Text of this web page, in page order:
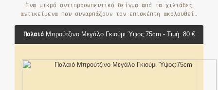
Ένα μικρό αντιπροσωπευτικό δείγμα από τα χιλιάδες
αντικείμενα που συναρπάζουν τον επισκέπτη ακολουθεί.
ΠαλαιόΜπρούτζινο Μεγάλο Γκιούμι Ύψος:75cm - Τιμή: 80 €